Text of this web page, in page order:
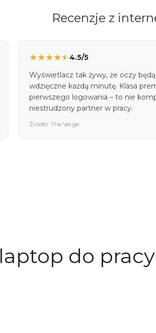
Recenzje z
★★★★★4.5/5
Wyświetlacz tak żywy, że oczy będą
wdzięczne każdą minutę. Klasa
pierwszego logowania – to nie
niestrudzony partner w pracy.
Źródło: The Verge
do